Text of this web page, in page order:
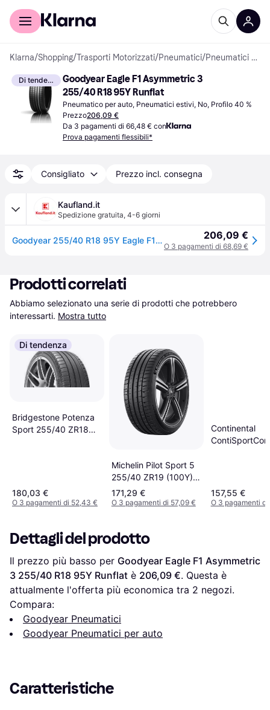
Per il tuo shopping
Klarna/Shopping/Trasporti Motorizzati/Pneumatici/ Pneumatici per auto
Di tendenza
Goodyear Eagle F1 Asymmetric 3
255/40 R18 95Y Runflat
Pneumatico per auto, Pneumatici estivi, No, Profilo 40 %
Prezzo206,09 €
Da 3 pagamenti di 66,48 € con
Prova pagamenti flessibili*
Consigliato Prezzo incl. consegna
Kaufland.it
Spedizione gratuita, 4-6 giorni
Goodyear 255/40 R18 95Y Eagle F1 Asimmetrico 3 (Ar) Run Flat 206,09 €
O 3 pagamenti di 68,69 €
Prodotti correlati
Abbiamo selezionato una serie di prodotti che potrebbero
interessarti. Mostra tutto
Di tendenza
Bridgestone Potenza
Sport 255/40 ZR18
180,03 €
O 3 pagamenti di 52,43 €
Michelin Pilot Sport 5
255/40 ZR19 (100Y)
XL
171,29 €
O 3 pagamenti di 57,09 €
Continental
157,55 €
O 3 pagamenti di
Dettagli del prodotto
Il prezzo più basso per Goodyear Eagle F1 Asymmetric
3 255/40 R18 95Y Runflat è 206,09 €. Questa è
attualmente l'offerta più economica tra 2 negozi.
Compara:
Goodyear Pneumatici
Goodyear Pneumatici per auto
Caratteristiche